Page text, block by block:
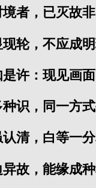
者，已灭故非
轮，不应成明
许：现见画面
识，同一方式
清，白等一分
故，能缘成种